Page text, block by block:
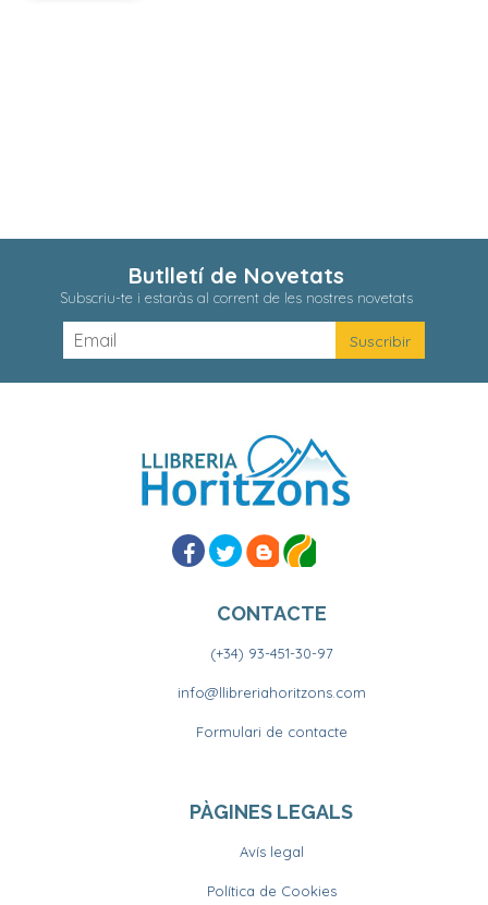
Butlletí de Novetats
Subscriu-te i estaràs al corrent de les nostres novetats
CONTACTE
(+34) 93-451-30-97
info@llibreriahoritzons.com
Formulari de contacte
PÀGINES LEGALS
Avís legal
Política de Cookies